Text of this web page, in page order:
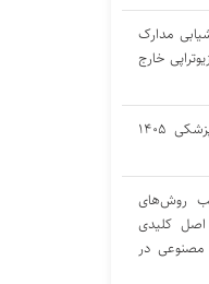
مدارک
خارج
زمان ثبت نام کنکور ارشد پزشکی ۱۴۰۵
روش‌های
نوین با مثال‌های عینی/ ۵ اصل کلیدی
مصنوعی در